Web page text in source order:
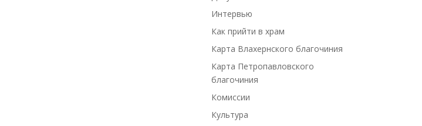
Интервью
Как прийти в храм
Карта Влахернского благочиния
Карта Петропавловского
благочиния
Комиссии
Культура